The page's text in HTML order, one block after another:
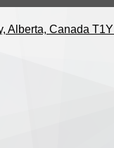
Alberta, Canada